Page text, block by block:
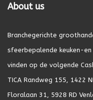
About us
Branchegerichte
sfeerbepalende keuken-
vinden op de volgende
TICA Randweg 155, 1422
Floralaan 31, 5928 RD